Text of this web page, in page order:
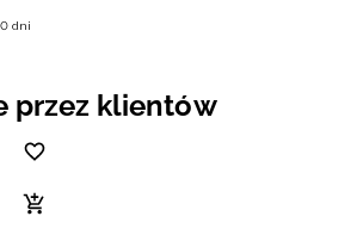
dni
przez klientów